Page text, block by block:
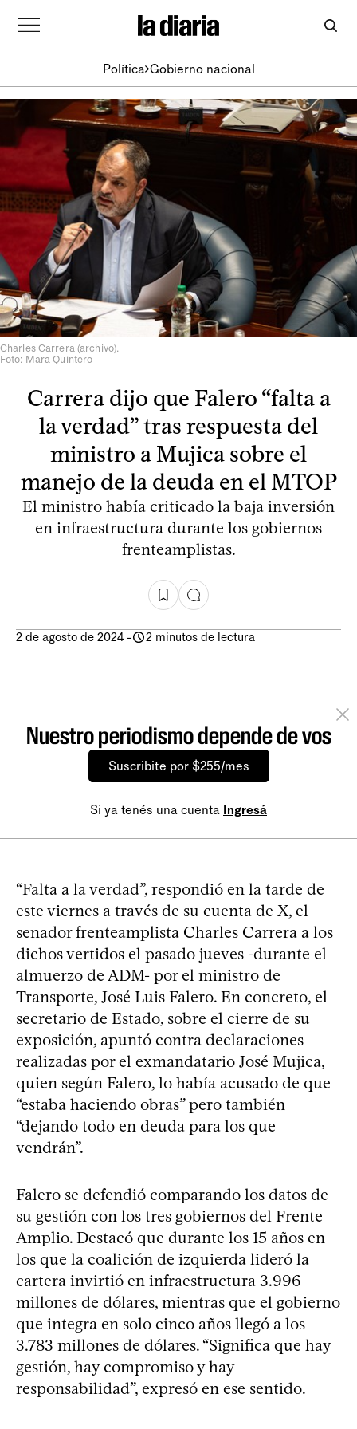
Política Gobierno nacional
Charles Carrera (archivo).
Foto: Mara Quintero
Carrera dijo que Falero “falta a
la verdad” tras respuesta del
ministro a Mujica sobre el
manejo de la deuda en el MTOP
El ministro había criticado la baja inversión
en infraestructura durante los gobiernos
frenteamplistas.
2 de agosto de 2024 - 2 minutos de lectura
Nuestro periodismo depende de vos
Suscribite por $255/mes
Si ya tenés una cuenta Ingresá
“Falta a la verdad”, respondió en la tarde de
este viernes a través de su cuenta de X, el
senador frenteamplista Charles Carrera a los
dichos vertidos el pasado jueves -durante el
almuerzo de ADM- por el ministro de
Transporte, José Luis Falero. En concreto, el
secretario de Estado, sobre el cierre de su
exposición, apuntó contra declaraciones
realizadas por el exmandatario José Mujica,
quien según Falero, lo había acusado de que
“estaba haciendo obras” pero también
“dejando todo en deuda para los que
vendrán”.
Falero se defendió comparando los datos de
su gestión con los tres gobiernos del Frente
Amplio. Destacó que durante los 15 años en
los que la coalición de izquierda lideró la
cartera invirtió en infraestructura 3.996
millones de dólares, mientras que el gobierno
que integra en solo cinco años llegó a los
3.783 millones de dólares. “Significa que hay
gestión, hay compromiso y hay
responsabilidad”, expresó en ese sentido.